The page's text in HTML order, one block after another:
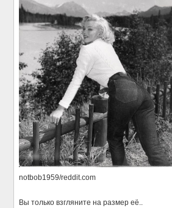
notbob1959/reddit.com
Вы только взгляните на размер её..